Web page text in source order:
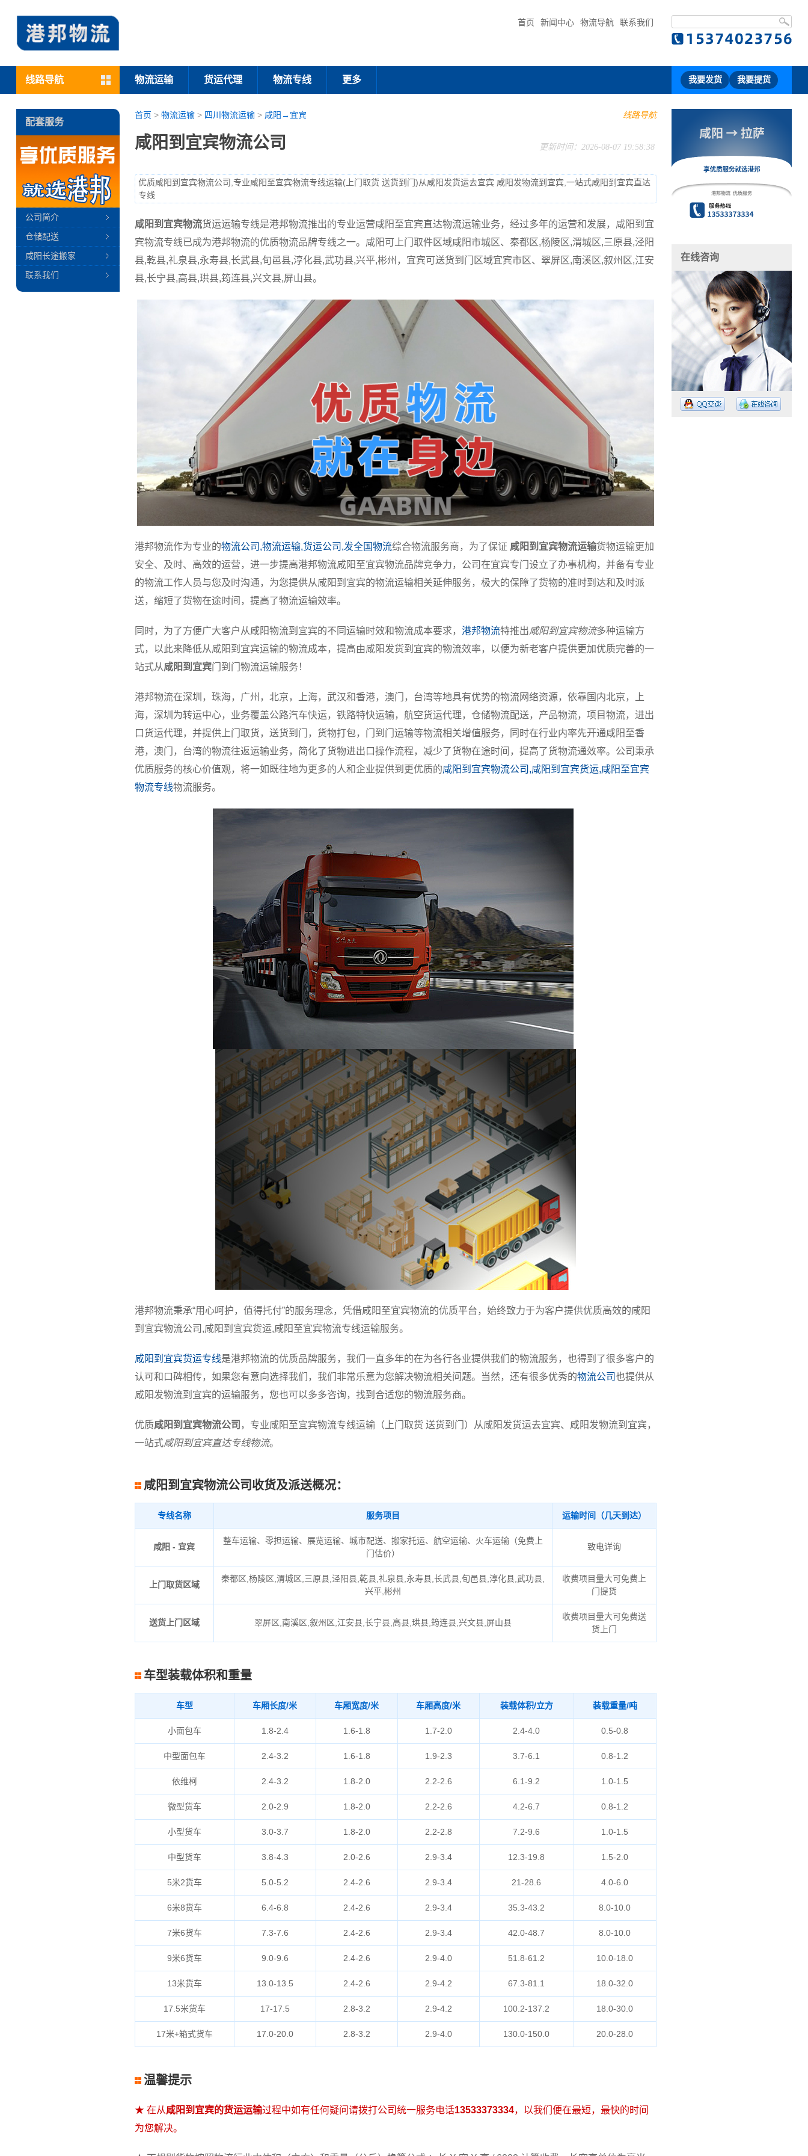
首页 新闻中心 物流导航 联系我们
线路导航 物流运输 货运代理 物流专线 更多 我要发货 我要提货
线路导航
首页 > 物流运输> 四川物流运输> 咸阳→宜宾
咸阳到宜宾物流公司 更新时间：2026-08-07 19:58:38
优质咸阳到宜宾物流公司,专业咸阳至宜宾物流专线运输(上门取货 送货到门)从咸阳发货运去宜宾 咸阳发物流到宜宾,一站式咸阳到宜宾直达
专线
咸阳到宜宾物流货运运输专线是港邦物流推出的专业运营咸阳至宜宾直达物流运输业务，经过多年的运营和发展，咸阳到宜
宾物流专线已成为港邦物流的优质物流品牌专线之一。咸阳可上门取件区域咸阳市城区、秦都区,杨陵区,渭城区,三原县,泾阳
县,乾县,礼泉县,永寿县,长武县,旬邑县,淳化县,武功县,兴平,彬州，宜宾可送货到门区域宜宾市区、翠屏区,南溪区,叙州区,江安
县,长宁县,高县,珙县,筠连县,兴文县,屏山县。
港邦物流作为专业的物流公司,物流运输,货运公司,发全国物流综合物流服务商，为了保证 咸阳到宜宾物流运输货物运输更加
安全、及时、高效的运营，进一步提高港邦物流咸阳至宜宾物流品牌竞争力，公司在宜宾专门设立了办事机构，并备有专业
的物流工作人员与您及时沟通，为您提供从咸阳到宜宾的物流运输相关延伸服务，极大的保障了货物的准时到达和及时派
送，缩短了货物在途时间，提高了物流运输效率。
同时，为了方便广大客户从咸阳物流到宜宾的不同运输时效和物流成本要求， 港邦物流特推出咸阳到宜宾物流多种运输方
式，以此来降低从咸阳到宜宾运输的物流成本，提高由咸阳发货到宜宾的物流效率，以便为新老客户提供更加优质完善的一
站式从咸阳到宜宾门到门物流运输服务！
港邦物流在深圳，珠海，广州，北京，上海，武汉和香港，澳门，台湾等地具有优势的物流网络资源，依靠国内北京，上
海，深圳为转运中心，业务覆盖公路汽车快运，铁路特快运输，航空货运代理，仓储物流配送，产品物流，项目物流，进出
口货运代理，并提供上门取货，送货到门，货物打包，门到门运输等物流相关增值服务，同时在行业内率先开通咸阳至香
港，澳门，台湾的物流往返运输业务，简化了货物进出口操作流程，减少了货物在途时间，提高了货物流通效率。公司秉承
优质服务的核心价值观，将一如既往地为更多的人和企业提供到更优质的咸阳到宜宾物流公司,咸阳到宜宾货运,咸阳至宜宾
物流专线物流服务。
港邦物流秉承“用心呵护，值得托付”的服务理念，凭借咸阳至宜宾物流的优质平台，始终致力于为客户提供优质高效的咸阳
到宜宾物流公司,咸阳到宜宾货运,咸阳至宜宾物流专线运输服务。
咸阳到宜宾货运专线是港邦物流的优质品牌服务，我们一直多年的在为各行各业提供我们的物流服务，也得到了很多客户的
认可和口碑相传，如果您有意向选择我们，我们非常乐意为您解决物流相关问题。当然，还有很多优秀的物流公司也提供从
咸阳发物流到宜宾的运输服务，您也可以多多咨询，找到合适您的物流服务商。
优质咸阳到宜宾物流公司 ，专业咸阳至宜宾物流专线运输（上门取货 送货到门）从咸阳发货运去宜宾、咸阳发物流到宜宾，
一站式咸阳到宜宾直达专线物流。
咸阳到宜宾物流公司收货及派送概况：
专线名称 服务项目 运输时间（几天到达）
咸阳 - 宜宾
整车运输、零担运输、展览运输、城市配送、搬家托运、航空运输、火车运输（免费上
门估价）
致电详询
上门取货区域
秦都区,杨陵区,渭城区,三原县,泾阳县,乾县,礼泉县,永寿县,长武县,旬邑县,淳化县,武功县,
兴平,彬州
收费项目量大可免费上
门提货
送货上门区域 翠屏区,南溪区,叙州区,江安县,长宁县,高县,珙县,筠连县,兴文县,屏山县
收费项目量大可免费送
货上门
车型装载体积和重量
车型 车厢长度/米 车厢宽度/米 车厢高度/米 装载体积/立方 装载重量/吨
小面包车 1.8-2.4 1.6-1.8 1.7-2.0 2.4-4.0 0.5-0.8
中型面包车 2.4-3.2 1.6-1.8 1.9-2.3 3.7-6.1 0.8-1.2
依维柯 2.4-3.2 1.8-2.0 2.2-2.6 6.1-9.2 1.0-1.5
微型货车 2.0-2.9 1.8-2.0 2.2-2.6 4.2-6.7 0.8-1.2
小型货车 3.0-3.7 1.8-2.0 2.2-2.8 7.2-9.6 1.0-1.5
中型货车 3.8-4.3 2.0-2.6 2.9-3.4 12.3-19.8 1.5-2.0
5米2货车 5.0-5.2 2.4-2.6 2.9-3.4 21-28.6 4.0-6.0
6米8货车 6.4-6.8 2.4-2.6 2.9-3.4 35.3-43.2 8.0-10.0
7米6货车 7.3-7.6 2.4-2.6 2.9-3.4 42.0-48.7 8.0-10.0
9米6货车 9.0-9.6 2.4-2.6 2.9-4.0 51.8-61.2 10.0-18.0
13米货车 13.0-13.5 2.4-2.6 2.9-4.2 67.3-81.1 18.0-32.0
17.5米货车 17-17.5 2.8-3.2 2.9-4.2 100.2-137.2 18.0-30.0
17米+箱式货车 17.0-20.0 2.8-3.2 2.9-4.0 130.0-150.0 20.0-28.0
温馨提示
★ 在从咸阳到宜宾的货运运输过程中如有任何疑问请拨打公司统一服务电话13533373334，以我们便在最短，最快的时间
为您解决。
配套服务
公司简介
仓储配送
咸阳长途搬家
联系我们
在线咨询